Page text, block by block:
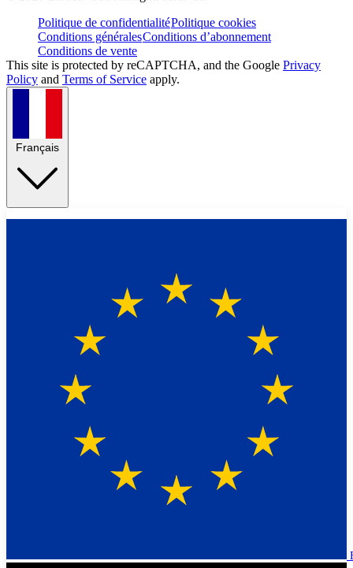
Politique de confidentialitéPolitique cookies
Conditions généralesConditions d’abonnement
Conditions de vente
This site is protected by reCAPTCHA, and the Google Privacy
Policy and Terms of Service apply.
Français